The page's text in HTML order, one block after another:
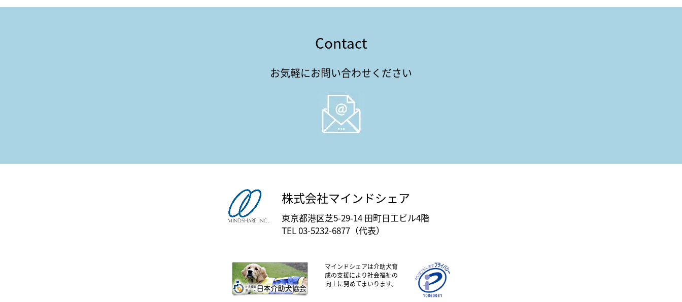
Contact
お気軽にお問い合わせください
株式会社マインドシェア
東京都港区芝5-29-14 田町日工ビル4階
TEL 03-5232-6877（代表）
マインドシェアは介助犬育
成の支援により社会福祉の
向上に努めてまいります。